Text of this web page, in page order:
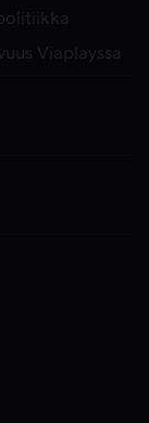
Viaplayssa